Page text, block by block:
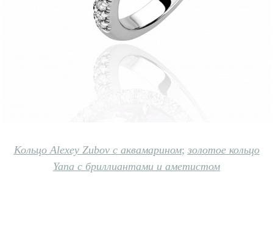
Кольцо Alexey Zubov с аквамарином; золотое кольцо
Yana с бриллиантами и аметистом